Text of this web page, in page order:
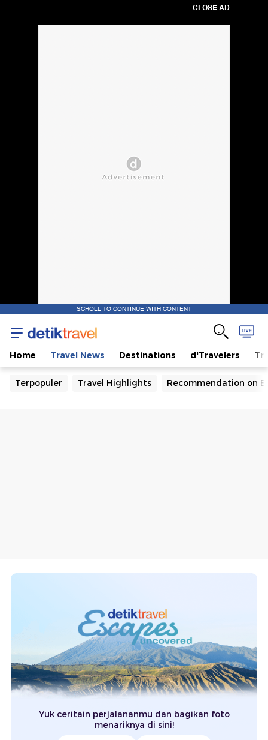
CLOSE AD
SCROLL TO CONTINUE WITH CONTENT
Home Travel News Destinations d'Travelers
Terpopuler Travel Highlights Recommendation on
Yuk ceritain perjalananmu dan bagikan foto
menariknya di sini!